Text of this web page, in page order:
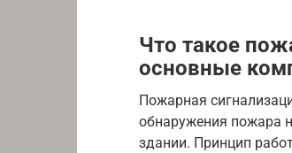
Что такое
основные
Пожарная
обнаружения пожара
здании. Принцип